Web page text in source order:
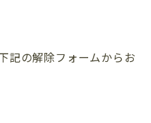
記の解除フォームからお